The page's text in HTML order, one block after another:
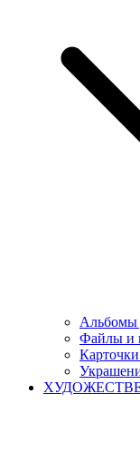
Альбомы
Файлы и